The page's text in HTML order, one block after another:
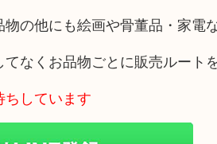
の他にも絵画や骨董品・家電
なくお品物ごとに販売ルート
ちしています